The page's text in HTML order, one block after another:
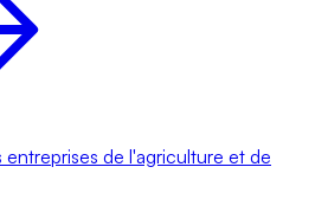
entreprises de l'agriculture et de